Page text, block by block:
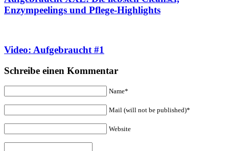
Enzympeelings und Pflege-Highlights
Video: Aufgebraucht #1
Schreibe einen Kommentar
Name*
Mail (will not be published)*
Website